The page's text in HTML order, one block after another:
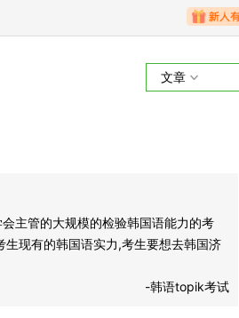
文章
主管的大规模的检验韩国语能力的考
现有的韩国语实力,考生要想去韩国济
-韩语topik考试